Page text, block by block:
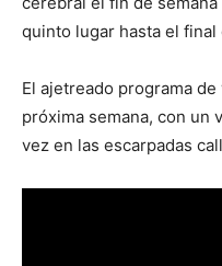
quinto lugar hasta el final
El ajetreado programa
próxima semana, con un
vez en las escarpadas